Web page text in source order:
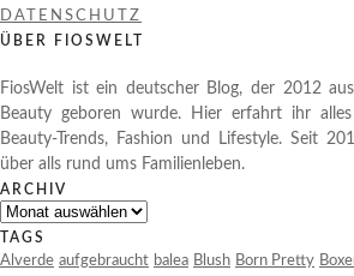
DATENSCHUTZ
ÜBER FIOSWELT
FiosWelt ist ein deutscher Blog, der 2012
Beauty geboren wurde. Hier erfahrt ihr
Beauty-Trends, Fashion und Lifestyle. Seit
über alls rund ums Familienleben.
ARCHIV
Archiv
TAGS
Alverde aufgebraucht balea Blush Born Pretty